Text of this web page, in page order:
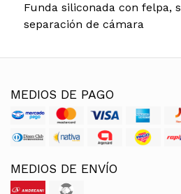
Funda siliconada con felpa,
separación de cámara
MEDIOS DE PAGO
MEDIOS DE ENVÍO